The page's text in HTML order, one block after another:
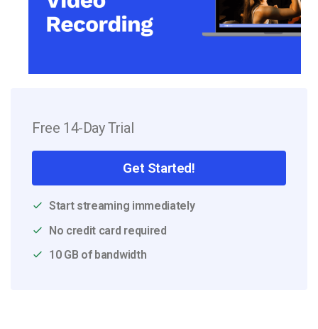
Free 14-Day Trial
Get Started!
Start streaming immediately
No credit card required
10 GB of bandwidth